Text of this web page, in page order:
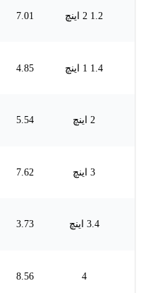
1.2 2 اینچ 7.01
1.4 1 اینچ 4.85
2 اینچ 5.54
3 اینچ 7.62
3.4 اینچ 3.73
4
8.56